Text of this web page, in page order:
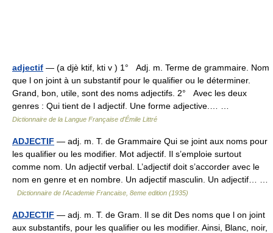
adjectif — (a djè ktif, kti v ) 1° Adj. m. Terme de grammaire. Nom
que l on joint à un substantif pour le qualifier ou le déterminer.
Grand, bon, utile, sont des noms adjectifs. 2° Avec les deux
genres : Qui tient de l adjectif. Une forme adjective.… …
Dictionnaire de la Langue Française d'Émile Littré
ADJECTIF — adj. m. T. de Grammaire Qui se joint aux noms pour
les qualifier ou les modifier. Mot adjectif. Il s’emploie surtout
comme nom. Un adjectif verbal. L’adjectif doit s’accorder avec le
nom en genre et en nombre. Un adjectif masculin. Un adjectif… …
Dictionnaire de l'Academie Francaise, 8eme edition (1935)
ADJECTIF — adj. m. T. de Gram. Il se dit Des noms que l on joint
aux substantifs, pour les qualifier ou les modifier. Ainsi, Blanc, noir,